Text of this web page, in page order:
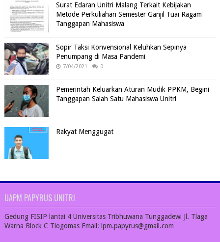
Surat Edaran Unitri Malang Terkait Kebijakan
Metode Perkuliahan Semester Ganjil Tuai Ragam
Tanggapan Mahasiswa
Sopir Taksi Konvensional Keluhkan Sepinya
Penumpang di Masa Pandemi
7/04/2021 0
Pemerintah Keluarkan Aturan Mudik PPKM, Begini
Tanggapan Salah Satu Mahasiswa Unitri
Rakyat Menggugat
UAPM PAPYRUS UNITRI
Gedung FISIP lantai 4 Universitas Tribhuwana Tunggadewi Jl. Tlaga
Warna Block C Tlogomas Email: lpm.papyrus@gmail.com